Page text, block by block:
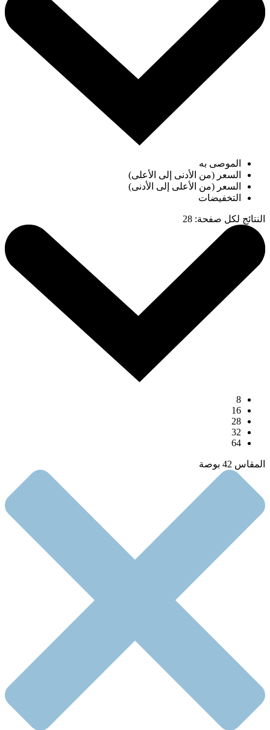
الموصى به
السعر (من الأدنى إلى الأعلى)
السعر (من الأعلى إلى الأدنى)
التخفيضات
النتائج لكل صفحة:
28
8
16
28
32
64
المقاس 42 بوصة